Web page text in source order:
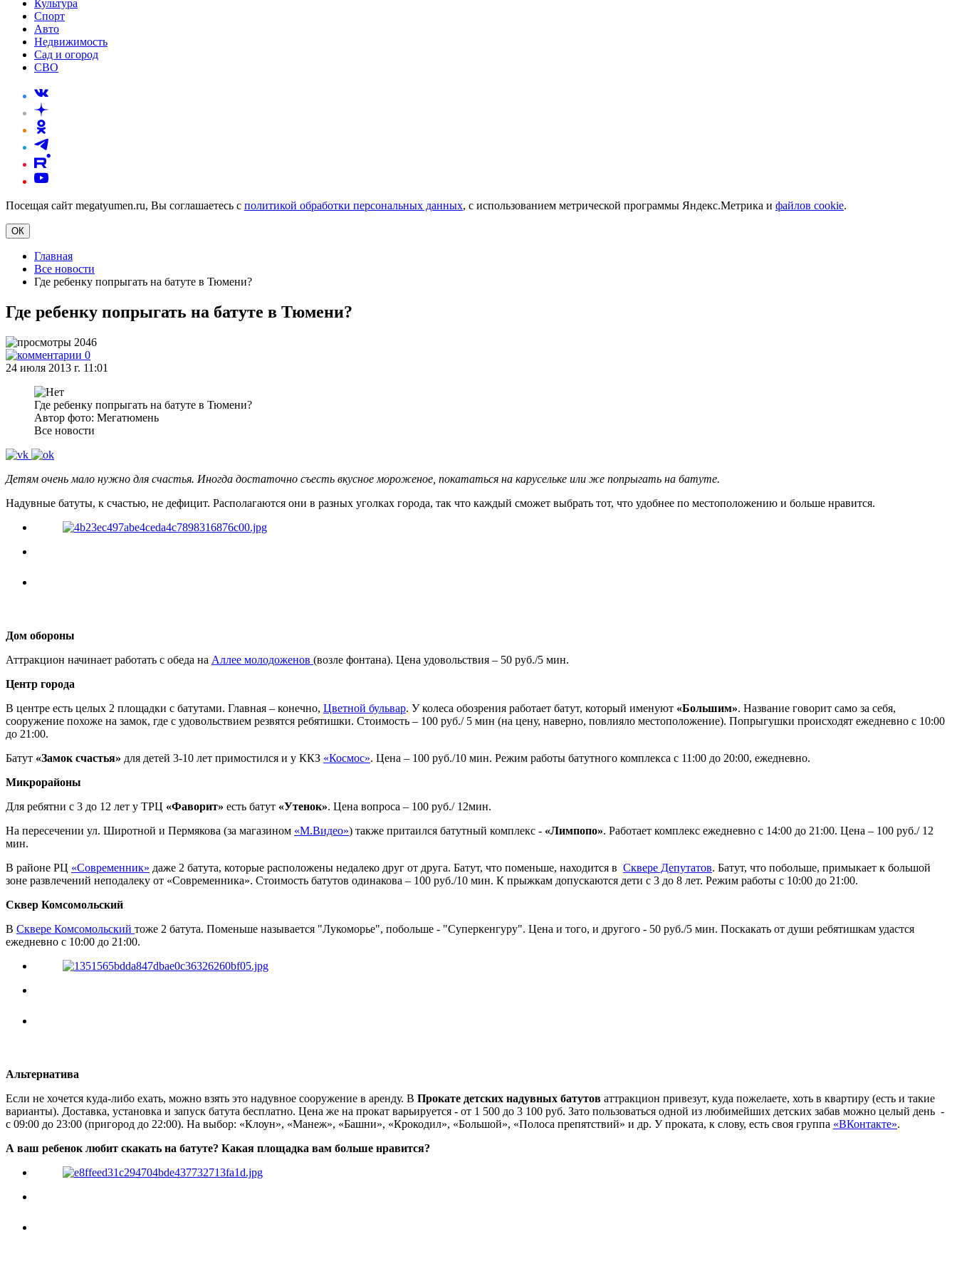
Культура
Спорт
Авто
Недвижимость
Сад и огород
СВО
Посещая сайт megatyumen.ru, Вы соглашаетесь с политикой обработки персональных данных, с использованием метрической программы Яндекс.Метрика и файлов cookie.
ОК
Главная
Все новости
Где ребенку попрыгать на батуте в Тюмени?
Где ребенку попрыгать на батуте в Тюмени?
2046
0
24 июля 2013 г. 11:01
Где ребенку попрыгать на батуте в Тюмени?
Автор фото: Мегатюмень
Все новости
Детям очень мало нужно для счастья. Иногда достаточно съесть вкусное мороженое, покататься на карусельке или же попрыгать на батуте.
Надувные батуты, к счастью, не дефицит. Располагаются они в разных уголках города, так что каждый сможет выбрать тот, что удобнее по местоположению и больше нравится.
Дом обороны
Аттракцион начинает работать с обеда на Аллее молодоженов (возле фонтана). Цена удовольствия – 50 руб./5 мин.
Центр города
В центре есть целых 2 площадки с батутами. Главная – конечно, Цветной бульвар. У колеса обозрения работает батут, который именуют «Большим». Название говорит само за себя,
сооружение похоже на замок, где с удовольствием резвятся ребятишки. Стоимость – 100 руб./ 5 мин (на цену, наверно, повлияло местоположение). Попрыгушки происходят ежедневно с 10:00
до 21:00.
Батут «Замок счастья» для детей 3-10 лет примостился и у ККЗ «Космос». Цена – 100 руб./10 мин. Режим работы батутного комплекса с 11:00 до 20:00, ежедневно.
Микрорайоны
Для ребятни с 3 до 12 лет у ТРЦ «Фаворит» есть батут «Утенок». Цена вопроса – 100 руб./ 12мин.
На пересечении ул. Широтной и Пермякова (за магазином «М.Видео») также притаился батутный комплекс - «Лимпопо». Работает комплекс ежедневно с 14:00 до 21:00. Цена – 100 руб./ 12
мин.
В районе РЦ «Современник» даже 2 батута, которые расположены недалеко друг от друга. Батут, что поменьше, находится в Сквере Депутатов. Батут, что побольше, примыкает к большой
зоне развлечений неподалеку от «Современника». Стоимость батутов одинакова – 100 руб./10 мин. К прыжкам допускаются дети с 3 до 8 лет. Режим работы с 10:00 до 21:00.
Сквер Комсомольский
В Сквере Комсомольский тоже 2 батута. Поменьше называется "Лукоморье", побольше - "Суперкенгуру". Цена и того, и другого - 50 руб./5 мин. Поскакать от души ребятишкам удастся
ежедневно с 10:00 до 21:00.
Альтернатива
Если не хочется куда-либо ехать, можно взять это надувное сооружение в аренду. В Прокате детских надувных батутов аттракцион привезут, куда пожелаете, хоть в квартиру (есть и такие
варианты). Доставка, установка и запуск батута бесплатно. Цена же на прокат варьируется - от 1 500 до 3 100 руб. Зато пользоваться одной из любимейших детских забав можно целый день -
с 09:00 до 23:00 (пригород до 22:00). На выбор: «Клоун», «Манеж», «Башни», «Крокодил», «Большой», «Полоса препятствий» и др. У проката, к слову, есть своя группа «ВКонтакте».
А ваш ребенок любит скакать на батуте? Какая площадка вам больше нравится?